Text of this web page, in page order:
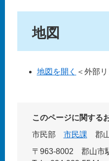
地図
地図を開く ＜外部
このページに関する
市民部
市民課
郡
〒963-8002 郡山市